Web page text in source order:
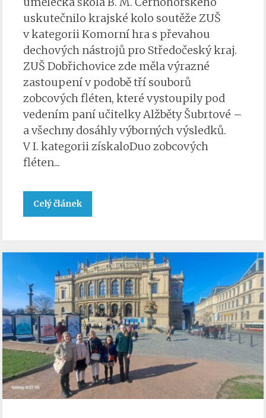
uskutečnilo krajské kolo soutěže ZUŠ
v kategorii Komorní hra s převahou
dechových nástrojů pro Středočeský kraj.
ZUŠ Dobřichovice zde měla výrazné
zastoupení v podobě tří souborů
zobcových fléten, které vystoupily pod
vedením paní učitelky Alžběty Šubrtové –
a všechny dosáhly výborných výsledků.
V I. kategorii získaloDuo zobcových
fléten...
Celý článek